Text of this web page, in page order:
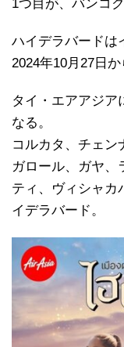
1つ目が、バンコ
ハイデラバードは
2024年10月27日か
タイ・エアアジア
なる。
コルカタ、チェン
ガロール、ガヤ、
ティ、ヴィシャカ
イデラバード。